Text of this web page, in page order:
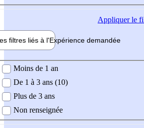
Appliquerle
filtres liés à l'Expérience demandée
demandée
Moins de 1 an
De 1 à 3 ans (10)
Plus de 3 ans
Non renseignée